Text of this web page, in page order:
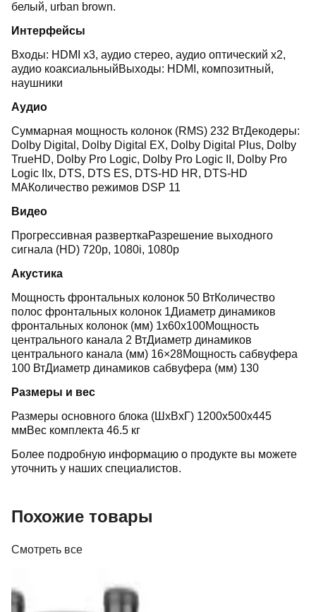
белый, urban brown.
Интерфейсы
Входы: HDMI x3, аудио стерео, аудио оптический x2,
аудио коаксиальныйВыходы: HDMI, композитный,
наушники
Аудио
Суммарная мощность колонок (RMS) 232 ВтДекодеры:
Dolby Digital, Dolby Digital EX, Dolby Digital Plus, Dolby
TrueHD, Dolby Pro Logic, Dolby Pro Logic II, Dolby Pro
Logic IIx, DTS, DTS ES, DTS-HD HR, DTS-HD
MAКоличество режимов DSP 11
Видео
Прогрессивная разверткаРазрешение выходного
сигнала (HD) 720p, 1080i, 1080p
Акустика
Мощность фронтальных колонок 50 ВтКоличество
полос фронтальных колонок 1Диаметр динамиков
фронтальных колонок (мм) 1x60x100Мощность
центрального канала 2 ВтДиаметр динамиков
центрального канала (мм) 16×28Мощность сабвуфера
100 ВтДиаметр динамиков сабвуфера (мм) 130
Размеры и вес
Размеры основного блока (ШxВxГ) 1200x500x445
ммВес комплекта 46.5 кг
Более подробную информацию о продукте вы можете
уточнить у наших специалистов.
Похожие товары
Смотреть все
IsoAcoustics ISO-155 (пара)